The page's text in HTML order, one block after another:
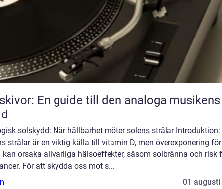
En guide till den analoga musikens
solskydd: När hållbarhet möter solens strålar Introduktion:
strålar är en viktig källa till vitamin D, men överexponering för
kan orsaka allvarliga hälsoeffekter, såsom solbränna och risk
För att skydda oss mot s...
01 augusti